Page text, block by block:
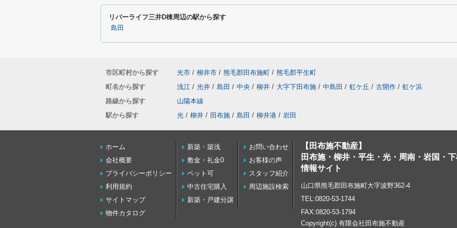
リバーライフ三井D棟周辺の駅から探す
島田
市区町村から探す 光市 / 柳井市 / 熊毛郡田布施町 / 熊毛郡平生町
町名から探す
浅江 / 光井 / 島田 / 中央 / 柳井 / 大字下田布施 / 中島田 / 虹ケ丘 / 古開作 / 虹ケ浜
路線から探す
山陽本線
駅から探す
光 / 柳井 / 田布施 / 島田 / 柳井港 / 岩田
ホーム
会社概要
プライバシーポリシー
利用規約
サイトマップ
物件カタログ
新築・築浅
敷金・礼金0
ペット可
中古住宅購入
新築・戸建分譲
お問い合わせ
お客様の声
スタッフ紹介
周辺施設検索
【田布施不動産】
田布施・柳井・平生・光・周南・岩国・
情報サイト
山口県熊毛郡田布施町大字波野362-4
TEL:0820-53-1744
FAX:0820-53-1794
Copyright(c) 有限会社田布施不動産